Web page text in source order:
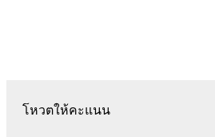
โหวตให้คะแนน